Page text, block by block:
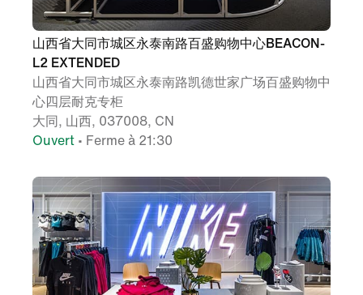
山西省大同市城区永泰南路百盛购物中心BEACON-
L2 EXTENDED
山西省大同市城区永泰南路凯德世家广场百盛购物中
心四层耐克专柜
大同, 山西, 037008, CN
Ouvert • Ferme à 21:30